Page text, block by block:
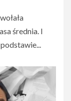
średnia. I